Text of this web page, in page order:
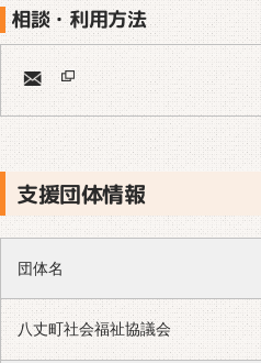
相談・利用方法
支援団体情報
団体名
八丈町社会福祉協議会